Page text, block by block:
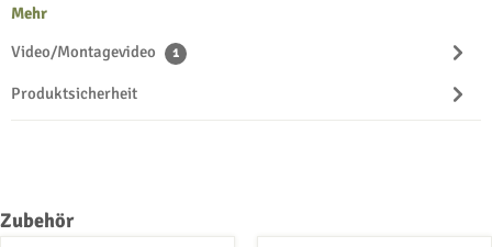
Mehr
Video/Montagevideo
1
Produktsicherheit
Produktgalerie überspringen
Zubehör